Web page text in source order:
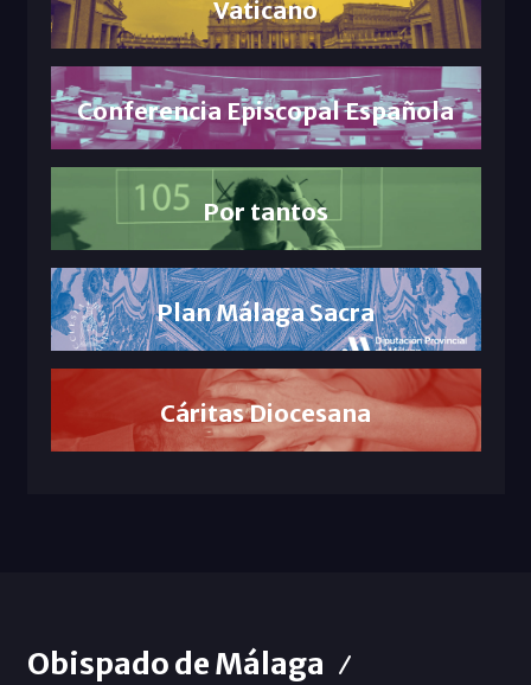
Vaticano
Conferencia Episcopal Española
Por tantos
Plan Málaga Sacra
Cáritas Diocesana
Obispado de Málaga